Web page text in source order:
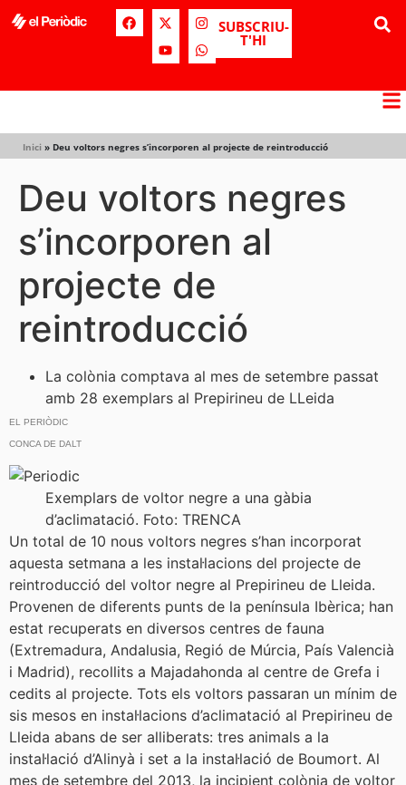
SUBSCRIU-
T'HI
Inici » Deu voltors negres s’incorporen al projecte de reintroducció
Deu voltors negres
s’incorporen al
projecte de
reintroducció
La colònia comptava al mes de setembre passat
amb 28 exemplars al Prepirineu de LLeida
EL PERIÒDIC
CONCA DE DALT
Exemplars de voltor negre a una gàbia
d’aclimatació. Foto: TRENCA
Un total de 10 nous voltors negres s’han incorporat
aquesta setmana a les instal·lacions del projecte de
reintroducció del voltor negre al Prepirineu de Lleida.
Provenen de diferents punts de la península Ibèrica; han
estat recuperats en diversos centres de fauna
(Extremadura, Andalusia, Regió de Múrcia, País Valencià
i Madrid), recollits a Majadahonda al centre de Grefa i
cedits al projecte. Tots els voltors passaran un mínim de
sis mesos en instal·lacions d’aclimatació al Prepirineu de
Lleida abans de ser alliberats: tres animals a la
instal·lació d’Alinyà i set a la instal·lació de Boumort. Al
mes de setembre del 2013, la incipient colònia de voltor